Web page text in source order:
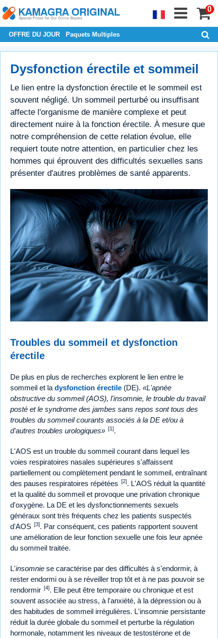
0
OFFRE DU JOUR Paquets Multiples
Dysfonction érectile et sommeil
Le lien entre la dysfonction érectile et le sommeil est
souvent négligé. Un sommeil perturbé ou insuffisant
affecte l'organisme de manière complexe et peut
directement nuire à la fonction érectile. À mesure que
notre compréhension de cette relation évolue, elle
requiert toute notre attention, en particulier chez les
hommes qui éprouvent des difficultés sexuelles sans
présenter d'autres problèmes de santé apparents.
Troubles du sommeil et dysfonction
érectile
De plus en plus de recherches explorent le lien entre le
sommeil et la dysfonction érectile (DE).
L'apnée
obstructive du sommeil (AOS), l'insomnie, le trouble du travail
posté et le syndrome des jambes sans repos sont tous des
troubles du sommeil courants associés à la DE et/ou à
d'autres troubles urologiques
[1].
L'AOS est un trouble du sommeil courant dans lequel les
voies respiratoires nasales supérieures s'affaissent
partiellement ou complètement pendant le sommeil, entraînant
des pauses respiratoires répétées [2]. L'AOS réduit la quantité
et la qualité du sommeil et provoque une privation chronique
d'oxygène. La DE et les dysfonctionnements sexuels
généraux sont très fréquents chez les patients suspectés
d'AOS [3]. Par conséquent, ces patients rapportent souvent
une amélioration de leur fonction sexuelle une fois leur apnée
du sommeil traitée.
L'insomnie se caractérise par des difficultés à s'endormir, à
rester endormi ou à se réveiller trop tôt et à ne pas pouvoir se
rendormir [4]. Elle peut être temporaire ou chronique et est
souvent associée au stress, à l'anxiété, à la dépression ou à
des habitudes de sommeil irrégulières. L'insomnie persistante
réduit la durée globale du sommeil et perturbe la régulation
hormonale, notamment les niveaux de testostérone et de